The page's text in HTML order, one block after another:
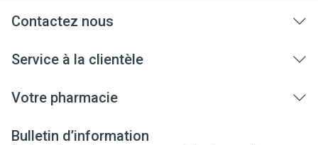
Contactez nous
Service à la clientèle
Votre pharmacie
Bulletin d’information